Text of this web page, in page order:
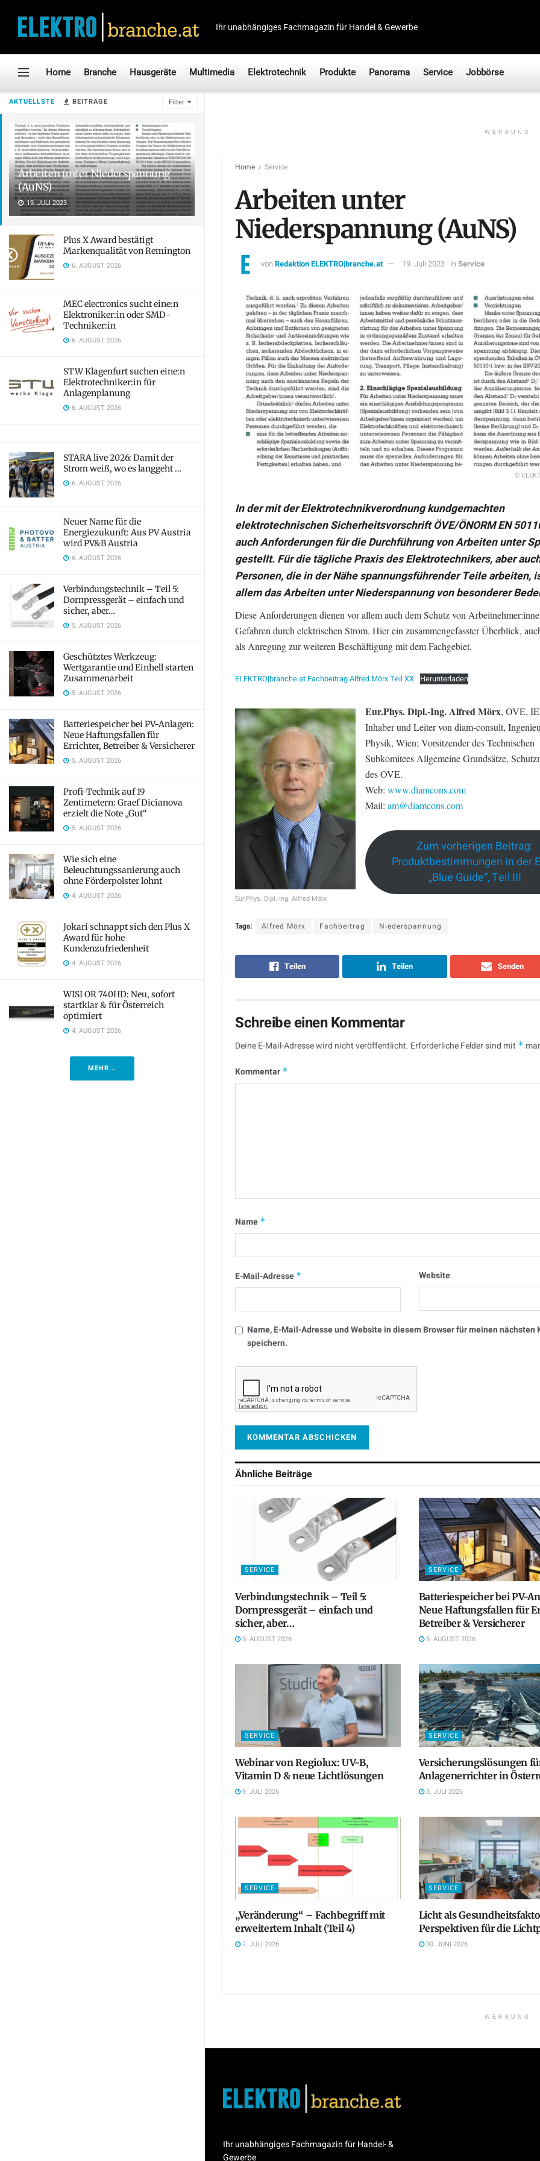
AKTUELLSTE BEITRÄGE Filter
Arbeiten unter Niederspannung
(AuNS)
19. JULI 2023
Plus X Award bestätigt
Markenqualität von Remington
6. AUGUST 2026
MEC electronics sucht eine:n
Elektroniker:in oder SMD-
Techniker:in
6. AUGUST 2026
STW Klagenfurt suchen eine:n
Elektrotechniker:in für
Anlagenplanung
6. AUGUST 2026
STARA live 2026: Damit der
Strom weiß, wo es langgeht …
6. AUGUST 2026
Neuer Name für die
Energiezukunft: Aus PV Austria
wird PV&B Austria
6. AUGUST 2026
Verbindungstechnik – Teil 5:
Dornpressgerät – einfach und
sicher, aber…
5. AUGUST 2026
Geschütztes Werkzeug:
Wertgarantie und Einhell starten
Zusammenarbeit
5. AUGUST 2026
Batteriespeicher bei PV-Anlagen:
Neue Haftungsfallen für
Errichter, Betreiber & Versicherer
5. AUGUST 2026
Profi-Technik auf 19
Zentimetern: Graef Dicianova
erzielt die Note „Gut“
5. AUGUST 2026
Wie sich eine
Beleuchtungssanierung auch
ohne Förderpolster lohnt
4. AUGUST 2026
Jokari schnappt sich den Plus X
Award für hohe
Kundenzufriedenheit
4. AUGUST 2026
WISI OR 740HD: Neu, sofort
startklar & für Österreich
optimiert
4. AUGUST 2026
MEHR...
Ihr unabhängiges Fachmagazin für Handel & Gewerbe
Home Branche Hausgeräte Multimedia Elektrotechnik Produkte Panorama Service Jobbörse
WERBUNG
Home Service
Arbeiten unter
Niederspannung (AuNS)
vonRedaktion ELEKTRO|branche.at 19. Juli 2023 inService
©
In der mit der Elektrotechnikverordnung kundgemachten
elektrotechnischen Sicherheitsvorschrift ÖVE/ÖNORM EN
auch Anforderungen für die Durchführung von Arbeiten unter
gestellt. Für die tägliche Praxis des Elektrotechnikers, aber
Personen, die in der Nähe spannungsführender Teile arbeiten,
allem das Arbeiten unter Niederspannung von besonderer
Diese Anforderungen dienen vor allem auch dem Schutz von
Gefahren durch elektrischen Strom. Hier ein zusammengefasster Überblick,
als Anregung zur weiteren Beschäftigung mit dem Fachgebiet.
ELEKTRO|branche.at Fachbeitrag Alfred Mörx Teil XX Herunterladen
Eur.Phys. Dipl.-Ing. Alfred Mörx
Eur.Phys. Dipl.-Ing. Alfred Mörx, OVE,
Inhaber und Leiter von diam-consult,
Physik, Wien; Vorsitzender des Technischen
Subkomitees Allgemeine Grundsätze,
des OVE.
Web: www.diamcons.com
Mail: am@diamcons.com
Zum vorherigen Beitrag:
Produktbestimmungen in der
„Blue Guide“, Teil III
Tags: Alfred Mörx Fachbeitrag Niederspannung
Teilen Teilen Senden
Schreibe einen Kommentar
Deine E-Mail-Adresse wird nicht veröffentlicht. Erforderliche Felder sind mit *
Kommentar *
Name *
E-Mail-Adresse * Website
Name, E-Mail-Adresse und Website in diesem Browser für meinen nächsten
speichern.
Ähnliche Beiträge
SERVICE
Verbindungstechnik – Teil 5:
Dornpressgerät – einfach und
sicher, aber…
5. AUGUST 2026
SERVICE
Batteriespeicher bei PV-
Neue Haftungsfallen für
Betreiber & Versicherer
5. AUGUST 2026
SERVICE
Webinar von Regiolux: UV-B,
Vitamin D & neue Lichtlösungen
9. JULI 2026
SERVICE
Versicherungslösungen
Anlagenerrichter in
3. JULI 2026
SERVICE
„Veränderung“ – Fachbegriff mit
erweitertem Inhalt (Teil 4)
2. JULI 2026
SERVICE
Licht als
Perspektiven für die
30. JUNI 2026
WERBUNG
Ihr unabhängiges Fachmagazin für Handel- &
Gewerbe